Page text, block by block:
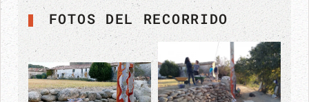
FOTOS DEL RECORRIDO